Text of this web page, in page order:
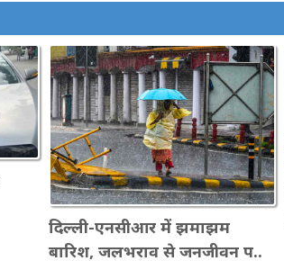
दिल्ली-एनसीआर में झमाझम
बारिश, जलभराव से जनजीवन प..